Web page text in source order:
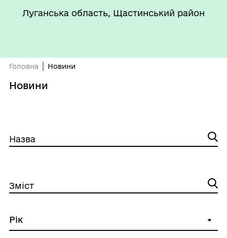
Луганська область, Щастинський район
Головна Новини
Новини
Назва
Зміст